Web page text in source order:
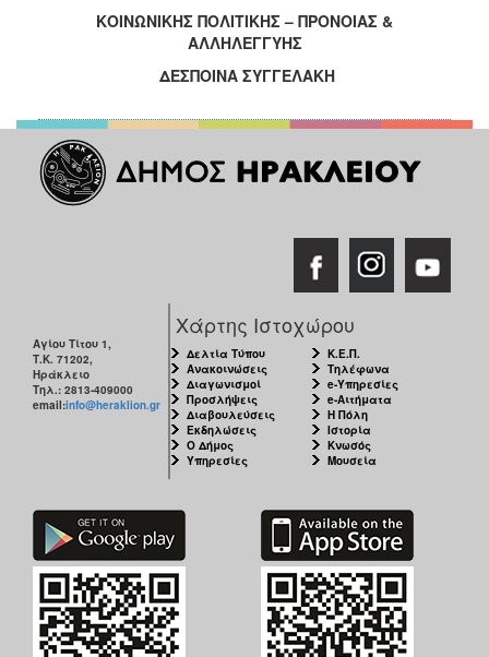
Ισότητα
Αυτόματοι
Απινιδωτές
ΔΗΜΟΣ
ΠΟΛΙΤΙΣΜΟΣ
ΚΟΙΝΩΝΙΚΗΣ ΠΟΛΙΤΙΚΗΣ – ΠΡΟΝΟΙΑΣ &
ΑΛΛΗΛΕΓΓΥΗΣ
ΔΕΣΠΟΙΝΑ ΣΥΓΓΕΛΑΚΗ
Αγίου Τίτου 1,
Τ.Κ. 71202,
Ηράκλειο
Τηλ.: 2813-409000
email:info@heraklion.gr
Χάρτης Ιστοχώρου
Δελτία Τύπου
Ανακοινώσεις
Διαγωνισμοί
Προσλήψεις
Διαβουλεύσεις
Εκδηλώσεις
Ο Δήμος
Υπηρεσίες
Κ.Ε.Π.
Τηλέφωνα
e-Υπηρεσίες
e-Αιτήματα
Η Πόλη
Ιστορία
Κνωσός
Μουσεία